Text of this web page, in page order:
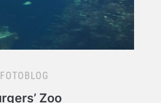
FOTOBLOG
Zoo